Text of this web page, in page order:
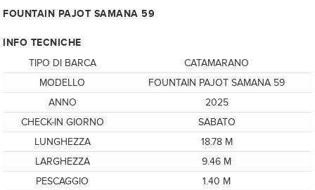
FOUNTAIN PAJOT SAMANA 59
INFO TECNICHE
TIPO DI BARCA
CATAMARANO
MODELLO
FOUNTAIN PAJOT SAMANA 59
ANNO
2025
CHECK-IN GIORNO
SABATO
LUNGHEZZA
18.78 M
LARGHEZZA
9.46 M
PESCAGGIO
1.40 M